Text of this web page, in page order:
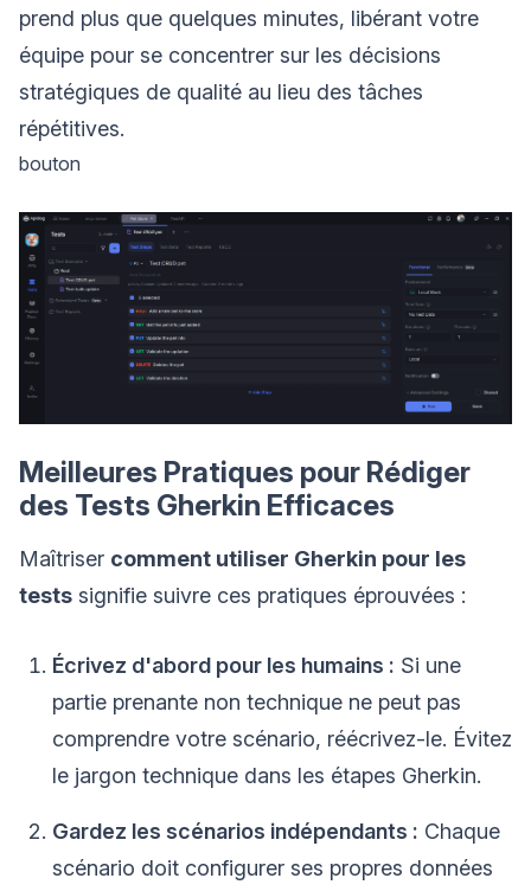
prend plus que quelques minutes, libérant votre
équipe pour se concentrer sur les décisions
stratégiques de qualité au lieu des tâches
répétitives.
bouton
Meilleures Pratiques pour Rédiger
des Tests Gherkin Efficaces
Maîtriser comment utiliser Gherkin pour les
tests signifie suivre ces pratiques éprouvées :
Écrivez d'abord pour les humains : Si une
partie prenante non technique ne peut pas
comprendre votre scénario, réécrivez-le. Évitez
le jargon technique dans les étapes Gherkin.
Gardez les scénarios indépendants : Chaque
scénario doit configurer ses propres données